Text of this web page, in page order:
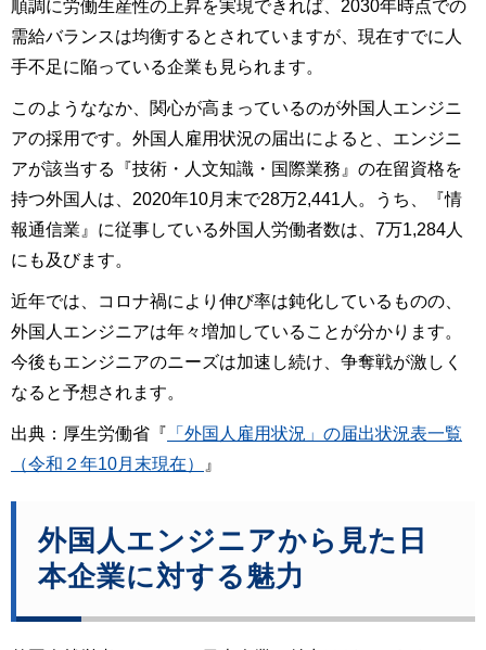
順調に労働生産性の上昇を実現できれば、2030年時点での
需給バランスは均衡するとされていますが、現在すでに人
手不足に陥っている企業も見られます。
このようななか、関心が高まっているのが外国人エンジニ
アの採用です。外国人雇用状況の届出によると、エンジニ
アが該当する『技術・人文知識・国際業務』の在留資格を
持つ外国人は、2020年10月末で28万2,441人。うち、『情
報通信業』に従事している外国人労働者数は、7万1,284人
にも及びます。
近年では、コロナ禍により伸び率は鈍化しているものの、
外国人エンジニアは年々増加していることが分かります。
今後もエンジニアのニーズは加速し続け、争奪戦が激しく
なると予想されます。
出典：厚生労働省『 「外国人雇用状況」の届出状況表一覧
（令和２年10月末現在）
』
外国人エンジニアから見た日
本企業に対する魅力